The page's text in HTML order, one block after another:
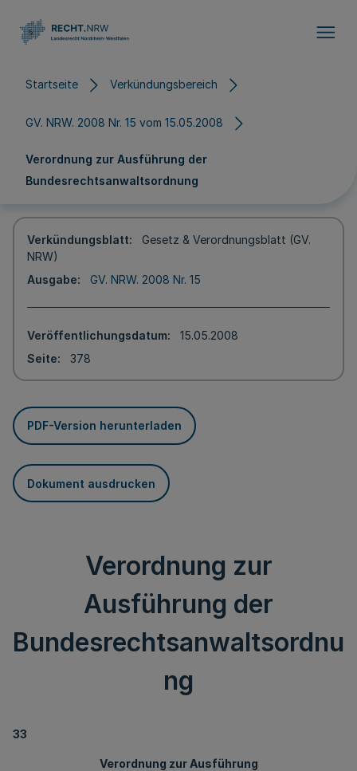
Startseite Verkündungsbereich
GV. NRW. 2008 Nr. 15 vom 15.05.2008
Verordnung zur Ausführung der
Bundesrechtsanwaltsordnung
Verkündungsblatt
Gesetz & Verordnungsblatt (GV.
NRW)
Ausgabe
GV. NRW. 2008 Nr. 15
Veröffentlichungsdatum
15.05.2008
Seite
378
PDF-Version herunterladen
Dokument ausdrucken
Verordnung zur
Ausführung der
Bundesrechtsanwaltsordnu
ng
33
Verordnung zur Ausführung